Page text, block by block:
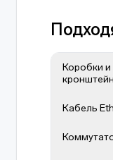
Коробки и
Кабель